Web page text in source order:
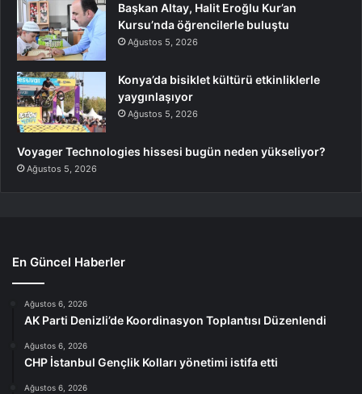
Başkan Altay, Halit Eroğlu Kur’an
Kursu’nda öğrencilerle buluştu
Ağustos 5, 2026
Konya’da bisiklet kültürü etkinliklerle
yaygınlaşıyor
Ağustos 5, 2026
Voyager Technologies hissesi bugün neden yükseliyor?
Ağustos 5, 2026
En Güncel Haberler
Ağustos 6, 2026
AK Parti Denizli’de Koordinasyon Toplantısı Düzenlendi
Ağustos 6, 2026
CHP İstanbul Gençlik Kolları yönetimi istifa etti
Ağustos 6, 2026